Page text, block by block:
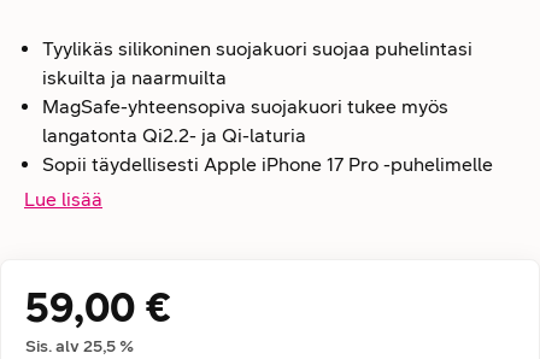
Tyylikäs silikoninen suojakuori suojaa puhelintasi
iskuilta ja naarmuilta
MagSafe-yhteensopiva suojakuori tukee myös
langatonta Qi2.2- ja Qi-laturia
Sopii täydellisesti Apple iPhone 17 Pro -puhelimelle
Lue lisää
Hintatiedot
59,00 €
Sis. alv25,5 %